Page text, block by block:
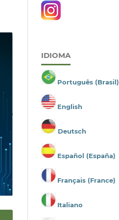
IDIOMA
Português (Brasil)
English
Deutsch
Español (España)
Français (France)
Italiano